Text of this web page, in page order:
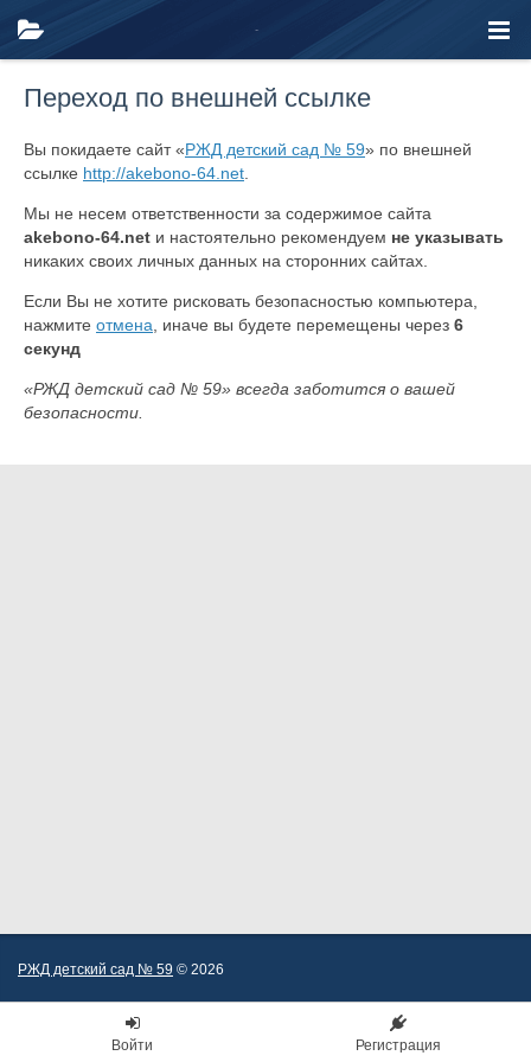
Переход по внешней ссылке
Вы покидаете сайт «РЖД детский сад № 59» по внешней
ссылке http://akebono-64.net
Мы не несем ответственности за содержимое сайта
akebono-64.net и настоятельно рекомендуем не указывать
никаких своих личных данных на сторонних сайтах.
Если Вы не хотите рисковать безопасностью компьютера,
нажмите отмена , иначе вы будете перемещены через 6
секунд
«РЖД детский сад № 59» всегда заботится о вашей
безопасности.
РЖД детский сад № 59 © 2026
Войти Регистрация